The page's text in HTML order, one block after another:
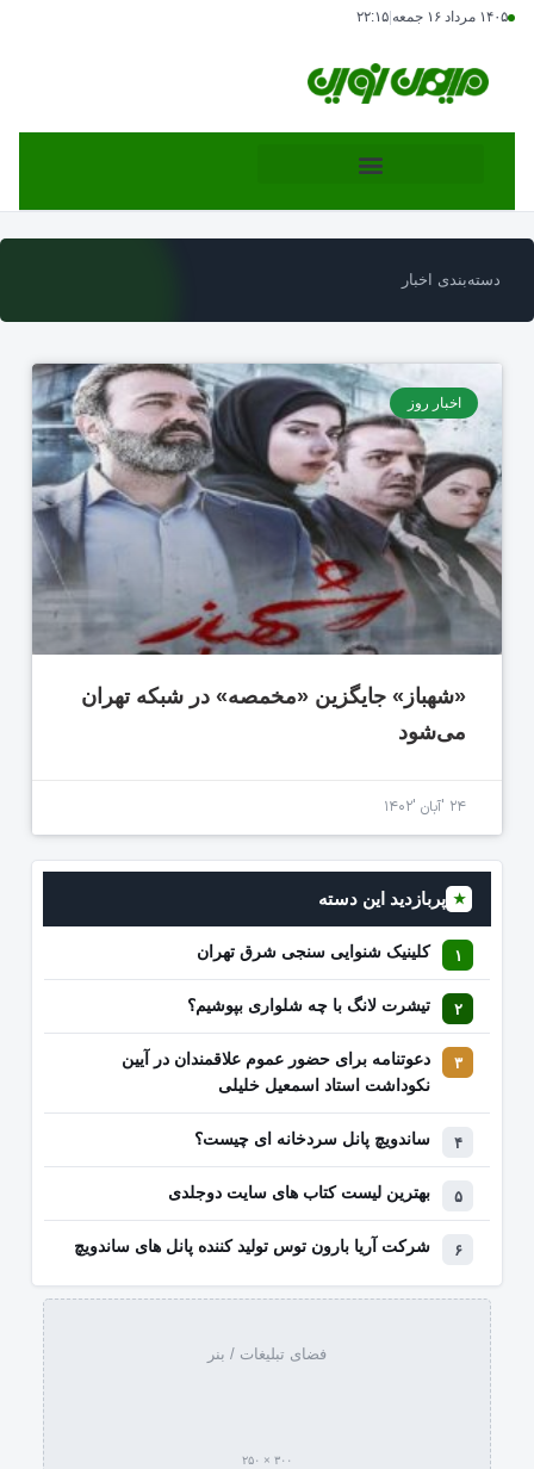
۱۴۰۵ مرداد ۱۶ جمعه ۲۲:۱۵
دسته‌بندی اخبار
اخبار روز
«شهباز» جایگزین «مخمصه» در شبکه تهران
می‌شود
۲۴ 'آبان '۱۴۰۲
★ پربازدید این دسته
کلینیک شنوایی سنجی شرق تهران
تیشرت لانگ با چه شلواری بپوشیم؟
دعوتنامه برای حضور عموم علاقمندان در آیین
نکوداشت استاد اسمعیل خلیلی
ساندویچ پانل سردخانه ای چیست؟
بهترین لیست کتاب‌ های سایت دوجلدی
شرکت آریا بارون توس تولید کننده پانل های ساندویچ
فضای تبلیغات / بنر
۳۰۰ × ۲۵۰